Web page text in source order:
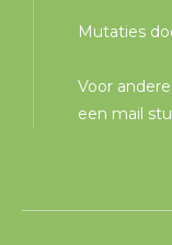
Mutaties
Voor
een mail